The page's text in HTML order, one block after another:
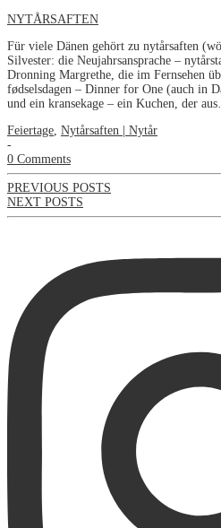
NYTÅRSAFTEN
Für viele Dänen gehört zu nytårsaften
Silvester: die Neujahrsansprache –
Dronning Margrethe, die im Fernsehen
fødselsdagen – Dinner for One (auch in
und ein kransekage – ein Kuchen, der
Feiertage Nytårsaften | Nytår
-
0 Comments
PREVIOUS POSTS
NEXT POSTS